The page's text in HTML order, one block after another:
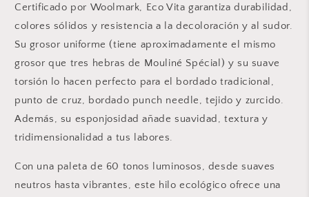
Certificado por Woolmark, Eco Vita garantiza durabilidad,
colores sólidos y resistencia a la decoloración y al sudor.
Su grosor uniforme (tiene aproximadamente el mismo
grosor que tres hebras de Mouliné Spécial) y su suave
torsión lo hacen perfecto para el bordado tradicional,
punto de cruz, bordado punch needle, tejido y zurcido.
Además, su esponjosidad añade suavidad, textura y
tridimensionalidad a tus labores.
Con una paleta de 60 tonos luminosos, desde suaves
neutros hasta vibrantes, este hilo ecológico ofrece una